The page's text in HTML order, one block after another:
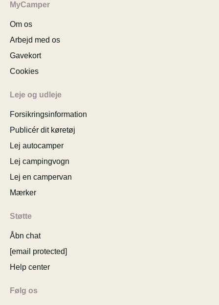
MyCamper
Om os
Arbejd med os
Gavekort
Cookies
Leje og udleje
Forsikringsinformation
Publicér dit køretøj
Lej autocamper
Lej campingvogn
Lej en campervan
Mærker
Støtte
Åbn chat
[email protected]
Help center
Følg os